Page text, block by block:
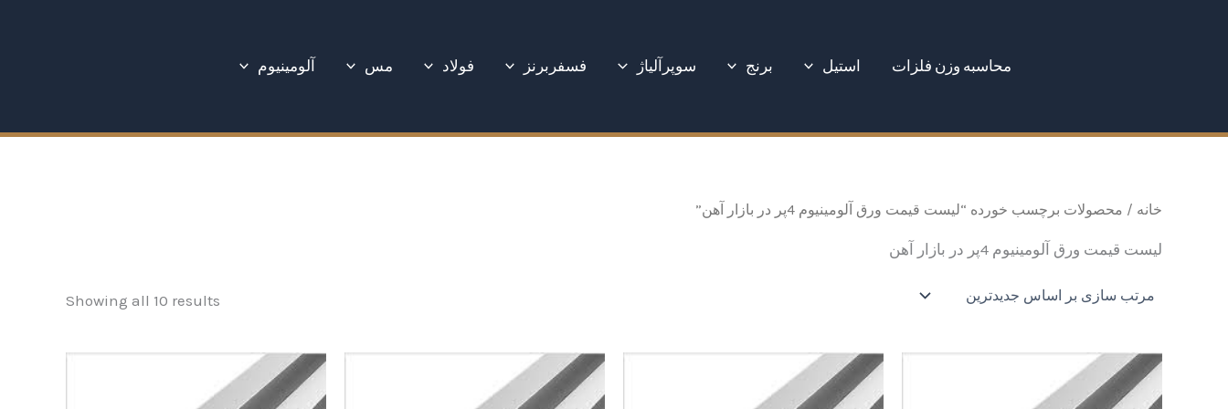
محاسبه وزن فلزات استیل برنج سوپرآلیاژ فسفربرنز فولاد مس آلومینیوم
خانه / محصولات برچسب خورده “لیست قیمت ورق آلومینیوم 4پر در بازار آهن”
لیست قیمت ورق آلومینیوم 4پر در بازار آهن
Showing all 10 results